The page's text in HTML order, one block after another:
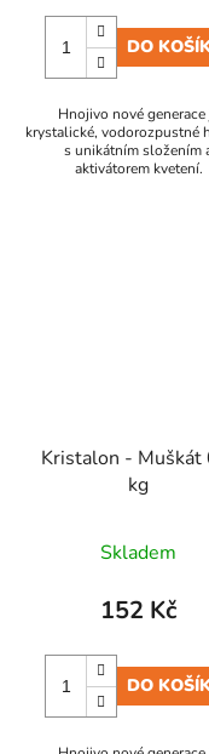
DO
Hnojivo nové generace
krystalické, vodorozpustné
s unikátním složením
aktivátorem kvetení.
Kristalon - Muškát
kg
Skladem
152 Kč
DO